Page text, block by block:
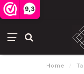
9,3
Home /